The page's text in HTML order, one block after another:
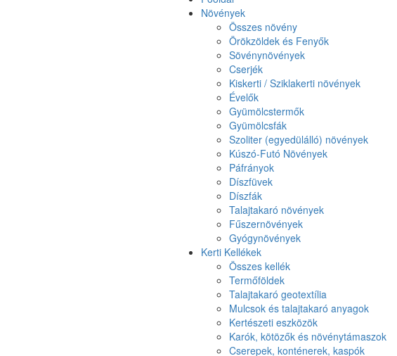
Növények
Összes növény
Örökzöldek és Fenyők
Sövénynövények
Cserjék
Kiskerti / Sziklakerti növények
Évelők
Gyümölcstermők
Gyümölcsfák
Szoliter (egyedülálló) növények
Kúszó-Futó Növények
Páfrányok
Díszfüvek
Díszfák
Talajtakaró növények
Fűszernövények
Gyógynövények
Kerti Kellékek
Összes kellék
Termőföldek
Talajtakaró geotextília
Mulcsok és talajtakaró anyagok
Kertészeti eszközök
Karók, kötözők és növénytámaszok
Cserepek, konténerek, kaspók